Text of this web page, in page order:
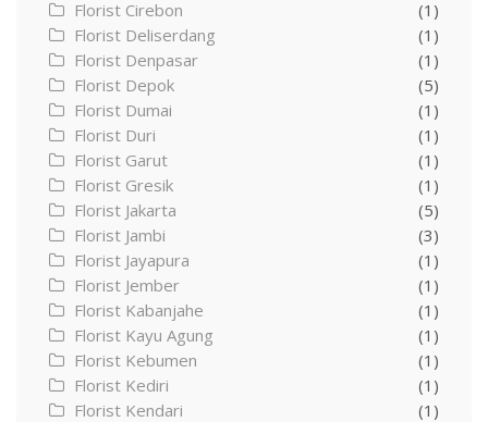
Florist Cirebon
(1)
Florist Deliserdang
(1)
Florist Denpasar
(1)
Florist Depok
(5)
Florist Dumai
(1)
Florist Duri
(1)
Florist Garut
(1)
Florist Gresik
(1)
Florist Jakarta
(5)
Florist Jambi
(3)
Florist Jayapura
(1)
Florist Jember
(1)
Florist Kabanjahe
(1)
Florist Kayu Agung
(1)
Florist Kebumen
(1)
Florist Kediri
(1)
Florist Kendari
(1)